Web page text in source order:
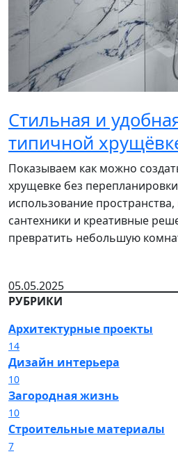
Стильная и
типичной
Показываем как можно
хрущевке без
использование
сантехники и креативные
превратить небольшую
05.05.2025
РУБРИКИ
Архитектурные проекты
14
Дизайн интерьера
10
Загородная жизнь
10
Строительные материалы
7